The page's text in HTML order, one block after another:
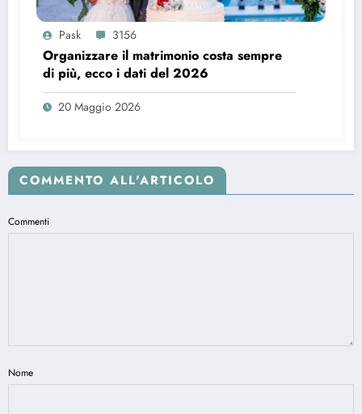
Pask 3156
Organizzare il matrimonio costa sempre
di più, ecco i dati del 2026
20 Maggio 2026
COMMENTO ALL'ARTICOLO
Commenti
Nome